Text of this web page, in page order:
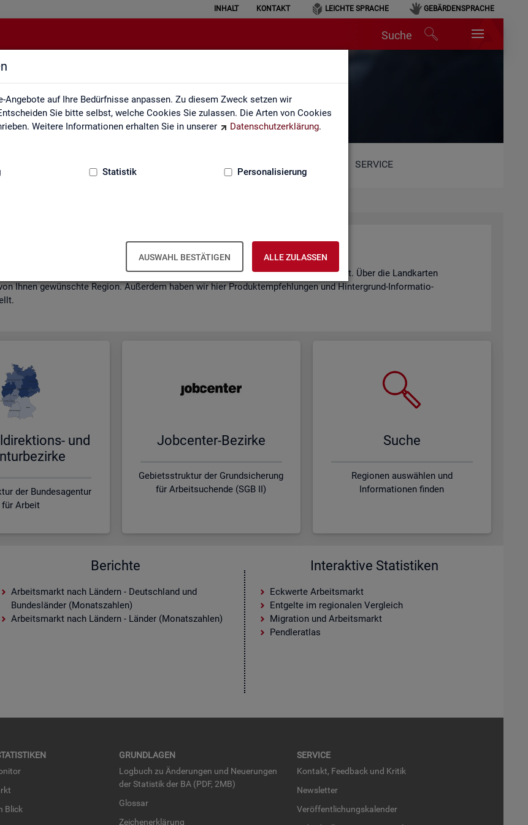
Angebote auf Ihre Bedürfnisse anpassen. Zu diesem Zweck setzen wir
Sie bitte selbst, welche Cookies Sie zulassen. Die Arten von Cookies
Weitere Informationen erhalten Sie in unserer
Datenschutzerklärung.
Statistik Personalisierung
AUSWAHL BESTÄTIGEN ALLE ZULASSEN
INHALT KONTAKT LEICHTE SPRACHE GEBÄRDENSPRACHE
Suche
Statistiken nach Regionen
SERVICE
Sta­tis­ti­ken nach Re­gio­nen
mit den wich­tigs­ten ak­tu­el­len Eck­wer­ten zum Ar­beits- und Aus­bil­dungs­markt. Über die Land­kar­ten
Ihnen ge­wünsch­te Re­gi­on. Au­ßer­dem haben wir hier Pro­dukt­emp­feh­lun­gen und Hin­ter­grund-In­for­ma­tio­
und
der Bundesagentur
für Arbeit
Job­cen­ter-Be­zir­ke
Gebietsstruktur der Grundsicherung
für Arbeitsuchende (SGB II)
Suche
Regionen auswählen und
Informationen finden
Berichte
Arbeitsmarkt nach Ländern - Deutschland und
Bundesländer (Monatszahlen)
Arbeitsmarkt nach Ländern - Länder (Monatszahlen)
Interaktive Statistiken
Eckwerte Arbeitsmarkt
Entgelte im regionalen Vergleich
Migration und Arbeitsmarkt
Pendleratlas
Blick
GRUND­LA­GEN
Log­buch zu Än­de­run­gen und Neue­run­gen
der Sta­tis­tik der BA (PDF, 2MB)
Glos­sar
Zei­chen­er­klä­rung
SER­VICE
Kon­takt, Feed­back und Kri­tik
News­let­ter
Ver­öf­fent­li­chungs­ka­len­der